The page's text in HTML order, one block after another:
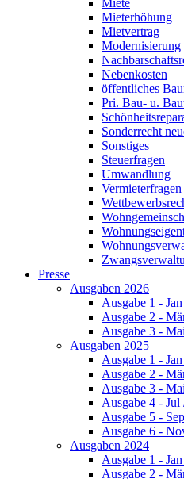
Miete
Mieterhöhung
Mietvertrag
Modernisierung
Nebenkosten
öffentliches
Pri. Bau- u.
Sonderrecht
Sonstiges
Steuerfragen
Umwandlung
Vermieterfragen
Presse
Ausgaben 2026
Ausgabe 1 -
Ausgabe 2 -
Ausgabe 3 -
Ausgaben 2025
Ausgabe 1 -
Ausgabe 2 -
Ausgabe 3 -
Ausgabe 4 - Jul
Ausgabe 5 -
Ausgabe 6 -
Ausgaben 2024
Ausgabe 1 -
Ausgabe 2 -